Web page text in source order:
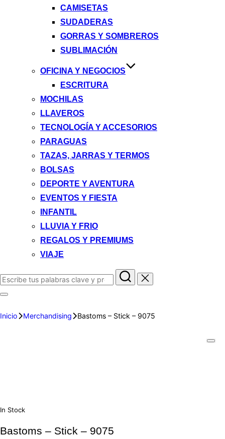
CAMISETAS
SUDADERAS
GORRAS Y SOMBREROS
SUBLIMACIÓN
OFICINA Y NEGOCIOS
ESCRITURA
MOCHILAS
LLAVEROS
TECNOLOGÍA Y ACCESORIOS
PARAGUAS
TAZAS, JARRAS Y TERMOS
BOLSAS
DEPORTE Y AVENTURA
EVENTOS Y FIESTA
INFANTIL
LLUVIA Y FRIO
REGALOS Y PREMIUMS
VIAJE
Inicio Merchandising Bastoms – Stick – 9075
In Stock
Bastoms – Stick – 9075